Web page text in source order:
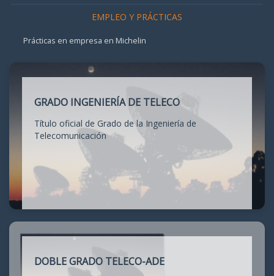
EMPLEO Y PRÁCTICAS
Prácticas en empresa en Michelin
GRADO INGENIERÍA DE TELECO
Título oficial de Grado de la Ingeniería de
Telecomunicación
DOBLE GRADO TELECO-ADE